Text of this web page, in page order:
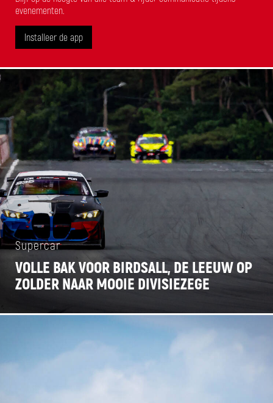
evenementen.
Installeer de app
Supercar
VOLLE BAK VOOR BIRDSALL, DE LEEUW OP
ZOLDER NAAR MOOIE DIVISIEZEGE